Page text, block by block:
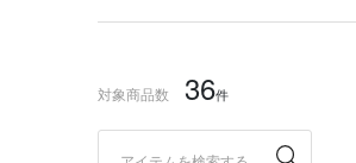
対象商品数 36件